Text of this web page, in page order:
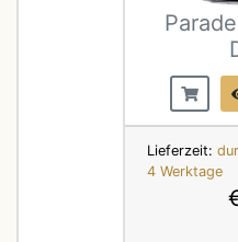
Lieferzeit:
4 Werktage